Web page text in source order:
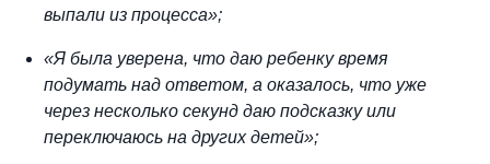
выпали из процесса»;
«Я была уверена, что даю ребенку время
подумать над ответом, а оказалось, что уже
через несколько секунд даю подсказку или
переключаюсь на других детей»;